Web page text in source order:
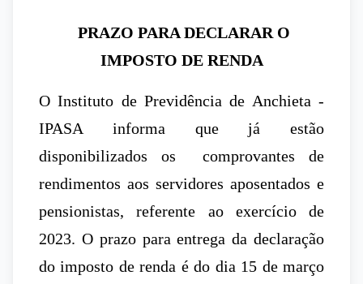
PRAZO PARA DECLARAR O
IMPOSTO DE RENDA
O Instituto de Previdência de Anchieta -
IPASA informa que já estão
disponibilizados os comprovantes de
rendimentos aos servidores aposentados e
pensionistas, referente ao exercício de
2023. O prazo para entrega da declaração
do imposto de renda é do dia 15 de março